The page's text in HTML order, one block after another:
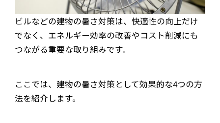
ビルなどの建物の暑さ対策は、快適性の向上だけ
でなく、エネルギー効率の改善やコスト削減にも
つながる重要な取り組みです。
ここでは、建物の暑さ対策として効果的な4つの方
法を紹介します。